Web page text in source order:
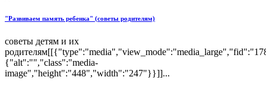
"Развиваем память ребенка" (советы родителям)
советы детям и их
{"alt":"","class":"media-
image","height":"448","width":"247"}}]]...